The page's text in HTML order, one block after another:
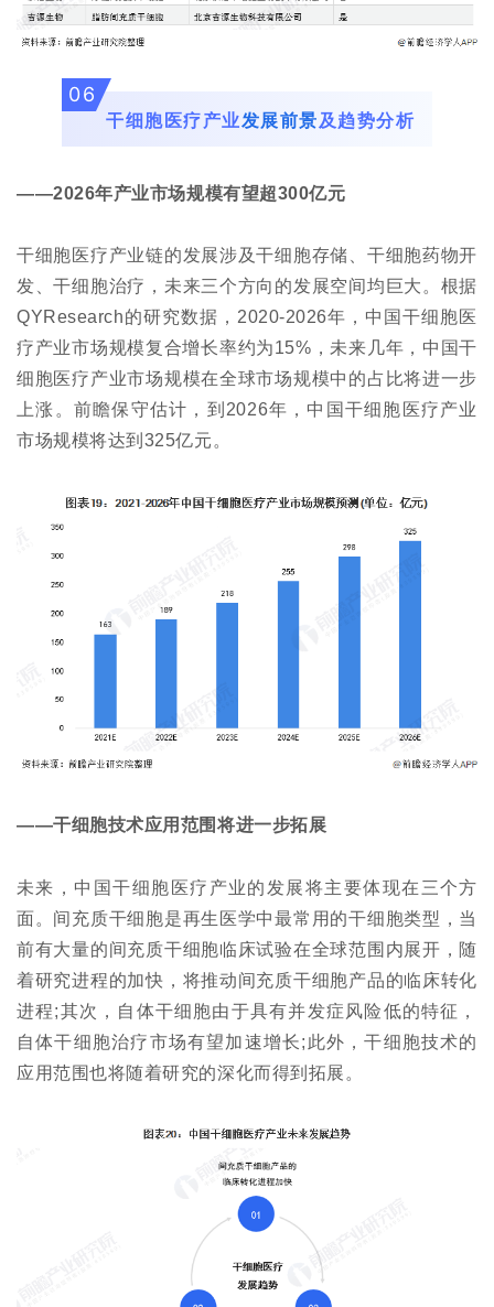
06
干细胞医疗产业发展前景及趋势分析
——2026年产业市场规模有望超300亿元
干细胞医疗产业链的发展涉及干细胞存储、干细胞药物开
发、干细胞治疗，未来三个方向的发展空间均巨大。根据
QYResearch的研究数据，2020-2026年，中国干细胞医
疗产业市场规模复合增长率约为15%，未来几年，中国干
细胞医疗产业市场规模在全球市场规模中的占比将进一步
上涨。前瞻保守估计，到2026年，中国干细胞医疗产业
市场规模将达到325亿元。
——干细胞技术应用范围将进一步拓展
未来，中国干细胞医疗产业的发展将主要体现在三个方
面。间充质干细胞是再生医学中最常用的干细胞类型，当
前有大量的间充质干细胞临床试验在全球范围内展开，随
着研究进程的加快，将推动间充质干细胞产品的临床转化
进程;其次，自体干细胞由于具有并发症风险低的特征，
自体干细胞治疗市场有望加速增长;此外，干细胞技术的
应用范围也将随着研究的深化而得到拓展。